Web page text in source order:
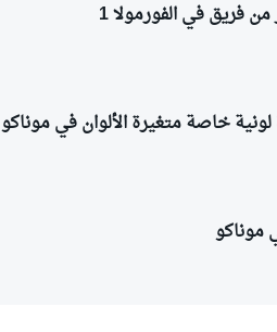
فريق في الفورمولا 1
خاصة متغيرة الألوان في موناكو
موناكو